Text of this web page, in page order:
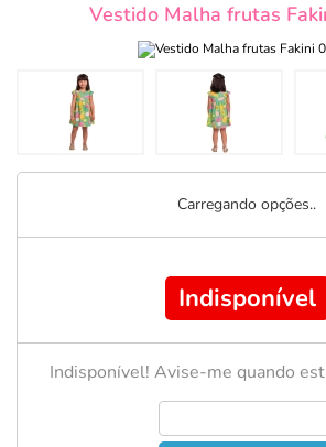
Vestido Malha frutas
Carregando opções..
Indisponível
Indisponível! Avise-me quando